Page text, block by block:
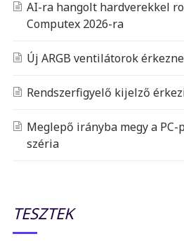
AI-ra hangolt hardverekkel
Computex 2026-ra
Új ARGB ventilátorok
Rendszerfigyelő kijelző
Meglepő irányba megy a PC-
széria
TESZTEK